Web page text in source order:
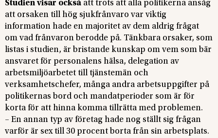
Studien visar också att trots att alla politikerna ansåg
att orsaken till hög sjukfrånvaro var viktig
information hade en majoritet av dem aldrig frågat
om vad frånvaron berodde på. Tänkbara orsaker, som
listas i studien, är bristande kunskap om vem som bär
ansvaret för personalens hälsa, delegation av
arbetsmiljöarbetet till tjänstemän och
verksamhetschefer, många andra arbetsuppgifter på
politikernas bord och mandatperioder som är för
korta för att hinna komma tillrätta med problemen.
– En annan typ av företag hade nog ställt sig frågan
varför är sex till 30 procent borta från sin arbetsplats.